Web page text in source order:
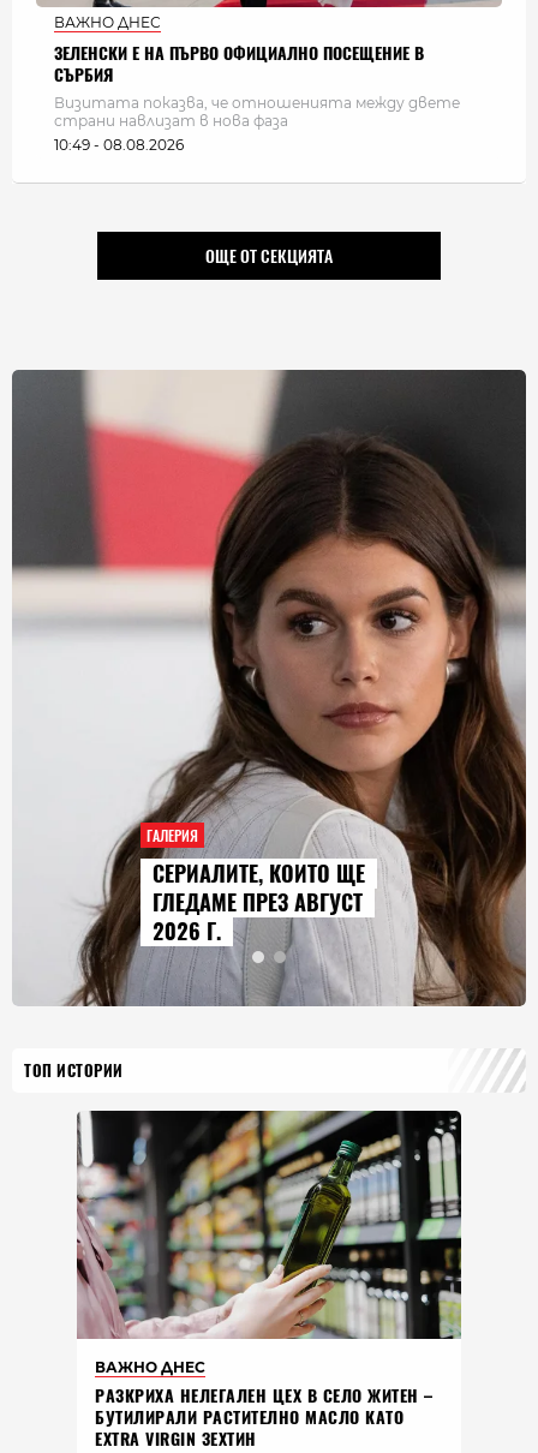
ВАЖНО ДНЕС
ЗЕЛЕНСКИ Е НА ПЪРВО ОФИЦИАЛНО ПОСЕЩЕНИЕ В
СЪРБИЯ
Визитата показва, че отношенията между двете
страни навлизат в нова фаза
10:49 - 08.08.2026
ОЩЕ ОТ СЕКЦИЯТА
ГАЛЕРИЯ
AUDI Q9 СТАВА НАЙ-
ГОЛЕМИЯТ МОДЕЛ В
ИСТОРИЯТА НА МАРКАТА
ТОП ИСТОРИИ
ВАЖНО ДНЕС
РАЗКРИХА НЕЛЕГАЛЕН ЦЕХ В СЕЛО ЖИТЕН –
БУТИЛИРАЛИ РАСТИТЕЛНО МАСЛО КАТО
EXTRA VIRGIN ЗЕХТИН